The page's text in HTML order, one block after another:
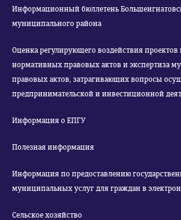
Информационный бюллетень
муниципального района
Оценка регулирующего воздействия
нормативных правовых актов и экспертиза
правовых актов, затрагивающих вопросы
предпринимательской и инвестиционной
Информация о ЕПГУ
Полезная информация
Информация по предоставлению
муниципальных услуг для граждан в
Сельское хозяйство